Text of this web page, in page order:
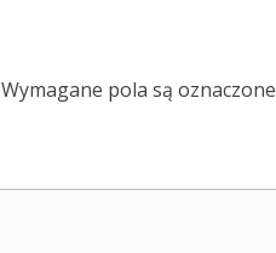
Wymagane pola są oznaczone